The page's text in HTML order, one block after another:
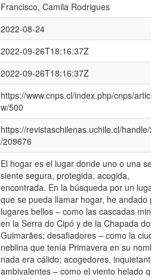
Francisco, Camila Rodrigues
2022-08-24
2022-09-26T18:16:37Z
2022-09-26T18:16:37Z
https://www.cnps.cl/index.php/cnps/
w/500
https://revistaschilenas.uchile.cl/handle/
/209676
El hogar es el lugar donde uno o una se
siente segura, protegida, acogida,
encontrada. En la búsqueda por un lugar
que se pueda llamar hogar, he andado
lugares bellos – como las cascadas
en la Serra do Cipó y de la Chapada dos
Guimarães; desafiadores – como la
neblina que tenía Primavera en su
nada era cálido; acogedores,
ambivalentes – como el viento helado que